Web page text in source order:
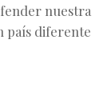
nuestra
país diferente